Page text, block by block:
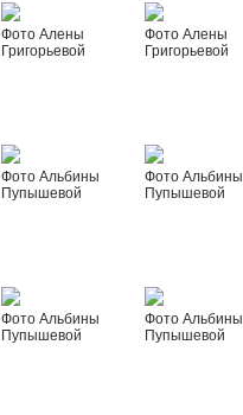
Фото Алены
Григорьевой
Фото Алены
Григорьевой
Фото Альбины
Пупышевой
Фото Альбины
Пупышевой
Фото Альбины
Пупышевой
Фото Альбины
Пупышевой